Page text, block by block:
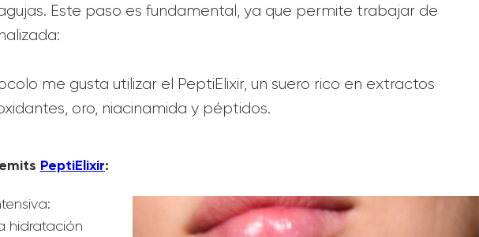
Este paso es fundamental, ya que permite trabajar de
me gusta utilizar el PeptiElixir, un suero rico en extractos
oro, niacinamida y péptidos.
PeptiElixir:
hidratación